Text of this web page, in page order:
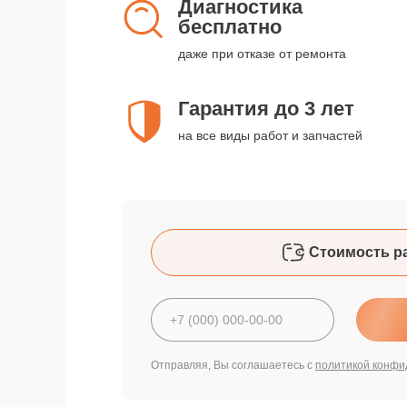
Диагностика
бесплатно
даже при отказе от ремонта
Гарантия до 3 лет
на все виды работ и запчастей
Стоимость
Отправляя, Вы соглашаетесь с политикой